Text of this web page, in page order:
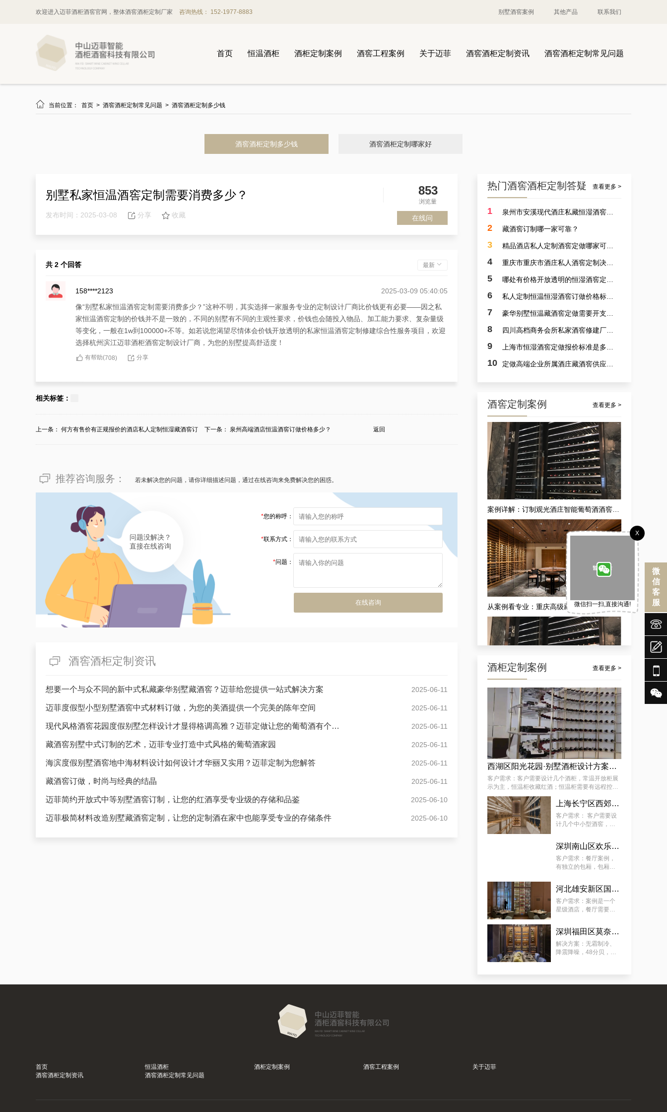
欢迎进入迈菲酒柜酒窖官网，整体酒窖酒柜定制厂家 咨询热线： 152-1977-8883 别墅酒窖案例 其他产品 联系我们
首页 恒温酒柜 酒柜定制案例 酒窖工程案例 关于迈菲 酒窖酒柜定制资讯 酒窖酒柜定制常见问题
 当前位置： 首页 > 酒窖酒柜定制常见问题 > 酒窖酒柜定制多少钱
酒窖酒柜定制多少钱 酒窖酒柜定制哪家好
别墅私家恒温酒窖定制需要消费多少？ 853
浏览量
发布时间：2025-03-08 分享 收藏 在线问
共 2 个回答 最新
158****2123
2025-03-09 05:40:05
像“别墅私家恒温酒窖定制需要消费多少？”这种不明，其实选择一家服务专业的定制设计厂商比价钱更有必要——因之私
家恒温酒窖定制的价钱并不是一致的，不同的别墅有不同的主观性要求，价钱也会随投入物品、加工能力要求、复杂量级
等变化，一般在1w到100000+不等。如若说您渴望尽情体会价钱开放透明的私家恒温酒窖定制修建综合性服务项目，欢迎
选择杭州滨江迈菲酒柜酒窖定制设计厂商，为您的别墅提高舒适度！
有帮助(708) 分享
184****1580
2025-03-08 19:32:25
相关标签：
上一条： 何方有售价有正规报价的酒店私人定制恒湿藏酒窖订
下一条： 泉州高端酒店恒温酒窖订做价格多少？ 返回
推荐咨询服务： 若未解决您的问题，请你详细描述问题，通过在线咨询来免费解决您的困惑。
问题没解决？
直接在线咨询
*您的称呼：
*联系方式：
*问题：
酒窖酒柜定制资讯
想要一个与众不同的新中式私藏豪华别墅藏酒窖？迈菲给您提供一站式解决方案 2025-06-11
迈菲度假型小型别墅酒窖中式材料订做，为您的美酒提供一个完美的陈年空间 2025-06-11
现代风格酒窖花园度假别墅怎样设计才显得格调高雅？迈菲定做让您的葡萄酒有个好家 2025-06-11
藏酒窖别墅中式订制的艺术，迈菲专业打造中式风格的葡萄酒家园 2025-06-11
海滨度假别墅酒窖地中海材料设计如何设计才华丽又实用？迈菲定制为您解答 2025-06-11
藏酒窖订做，时尚与经典的结晶 2025-06-11
迈菲简约开放式中等别墅酒窖订制，让您的红酒享受专业级的存储和品鉴 2025-06-10
迈菲极简材料改造别墅藏酒窖定制，让您的定制酒在家中也能享受专业的存储条件 2025-06-10
热门酒窖酒柜定制答疑 查看更多 >
1
2 藏酒窖订制哪一家可靠？
3
4
5
6
7
8
9
10
酒窖定制案例 查看更多 >
案例讲解：定做别墅艺术恒湿藏酒窖，别墅山洞藏酒窖设计厂商的实例展示
从案例看专业：重庆高级藏酒窖红酒酒庄供应商的现代酒庄法式恒湿藏酒窖定做之道
成功案例分享：订制社交会所防潮酒窖，武隆酒窖订制会所供应商独家揭秘
怀柔区极简酒窖红酒别墅厂商的案例观察，揭秘订做别墅山洞恒温酒窖的秘诀
酒柜定制案例 查看更多 >
西湖区阳光花园·别墅酒柜设计方案推荐
客户需求：客户需要设计几个酒柜，常温开放柜展
示为主，恒温柜收藏红酒；恒温柜需要有远程控制
温湿度功能 。
上海长宁区西郊壹号·会所：中小型酒柜定制解决方案
客户需求： 客户需要设
计几个中小型酒窖，常
温柜放红酒；恒温柜需
要有远程控制温湿度功
能 。
深圳南山区欢乐海岸社佳日本料理恒温酒柜定制案例
客户需求：餐厅案例，
有独立的包厢，包厢酒
5~22°C（ 可调 ）。主
要放：红酒、清酒、洋
酒（ 洋酒可常温 ）。
河北雄安新区国际酒店酒柜定制服务案例
客户需求：案例是一个
星级酒店，餐厅需要展
酒、清酒、啤酒，酒柜
放在显眼位置，可供客
人欣赏和选择喜欢的餐
酒，需容量尽可能大。
深圳福田区莫奈法餐厅欧式风格酒柜定制服务
解决方案：无霜制冷、
降震降噪，48分贝，适
酿；用餐厅酒柜 ，餐酒
首页 恒温酒柜 酒柜定制案例 酒窖工程案例
关于迈菲
酒窖酒柜定制资讯
酒窖酒柜定制常见问题
微
信
客
服
X
微信扫一扫,直接沟通!




